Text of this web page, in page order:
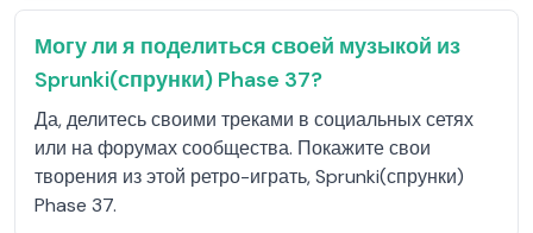
Могу ли я поделиться своей музыкой из
Sprunki(спрунки) Phase 37?
Да, делитесь своими треками в социальных сетях
или на форумах сообщества. Покажите свои
творения из этой ретро-играть, Sprunki(спрунки)
Phase 37.